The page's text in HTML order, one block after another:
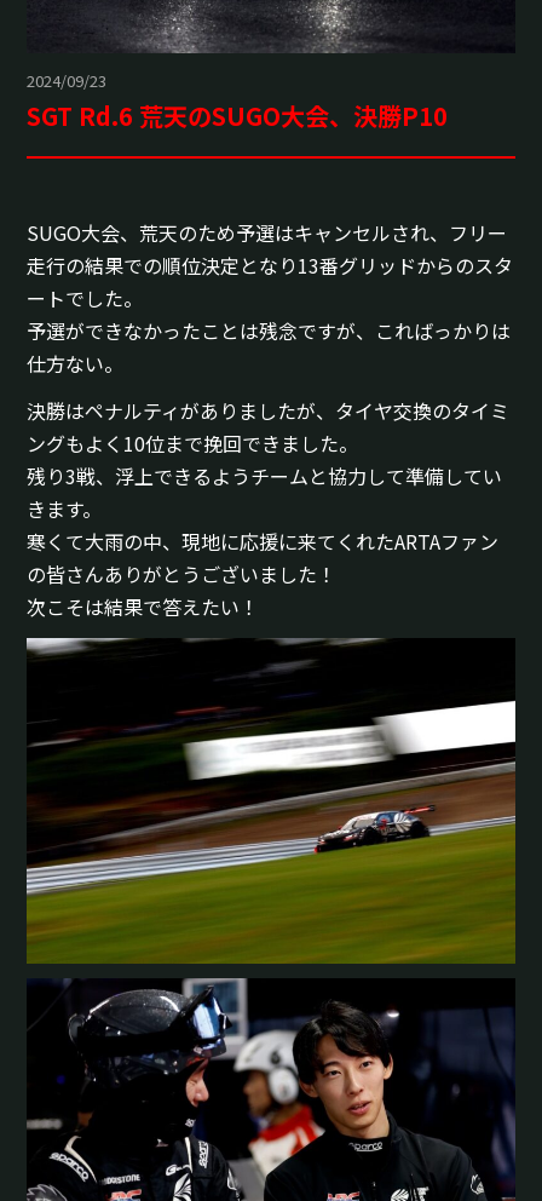
2024/09/23
SGT Rd.6 荒天のSUGO大会、決勝P10
SUGO大会、荒天のため予選はキャンセルされ、フリー
走行の結果での順位決定となり13番グリッドからのスタ
ートでした。
予選ができなかったことは残念ですが、こればっかりは
仕方ない。
決勝はペナルティがありましたが、タイヤ交換のタイミ
ングもよく10位まで挽回できました。
残り3戦、浮上できるようチームと協力して準備してい
きます。
寒くて大雨の中、現地に応援に来てくれたARTAファン
の皆さんありがとうございました！
次こそは結果で答えたい！